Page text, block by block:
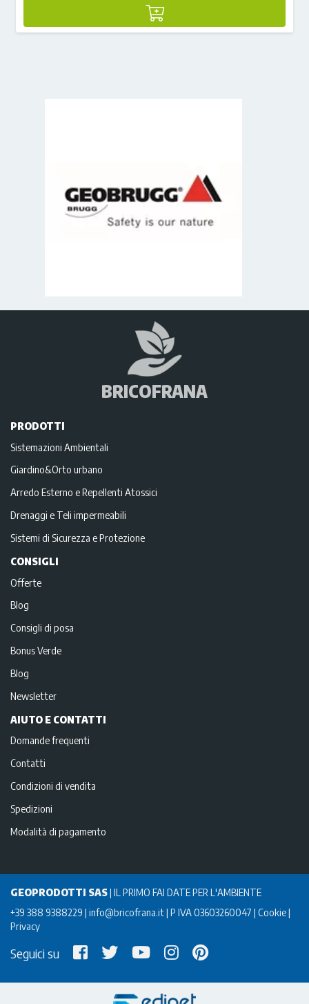
€50,00
BRICOFRANA
PRODOTTI
Sistemazioni Ambientali
Giardino&Orto urbano
Arredo Esterno e Repellenti Atossici
Drenaggi e Teli impermeabili
Sistemi di Sicurezza e Protezione
CONSIGLI
Offerte
Blog
Consigli di posa
Bonus Verde
Blog
Newsletter
AIUTO E CONTATTI
Domande frequenti
Contatti
Condizioni di vendita
Spedizioni
Modalità di pagamento
GEOPRODOTTI SAS| IL PRIMO FAI DATE PER L'AMBIENTE
+39 388 9388229 info@bricofrana.it P IVA 03603260047 Cookie
Privacy
Seguici su